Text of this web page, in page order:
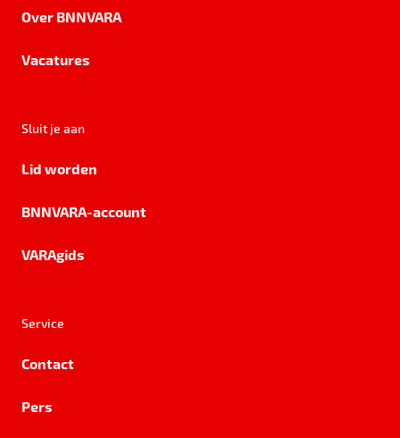
Over BNNVARA
Vacatures
Sluit je aan
Lid worden
BNNVARA-account
VARAgids
Service
Contact
Pers